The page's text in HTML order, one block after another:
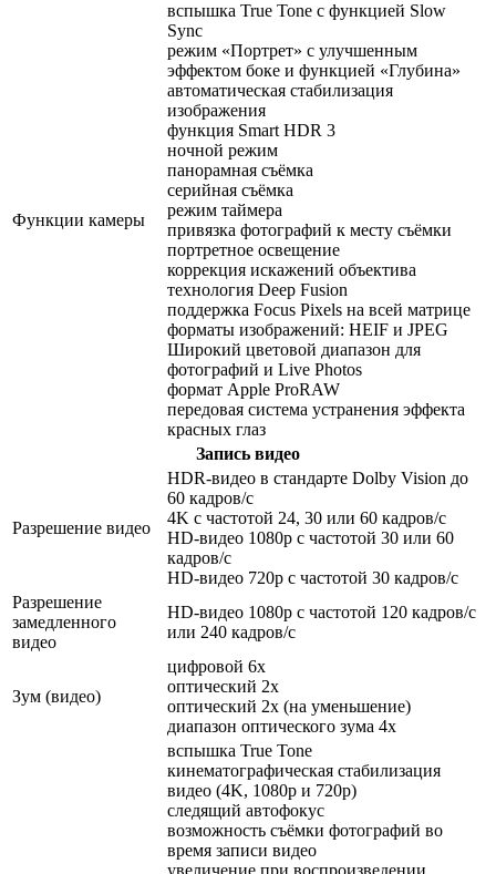
Функции камеры
вспышка True Tone с функцией Slow
Sync
режим «Портрет» с улучшенным
эффектом боке и функцией «Глубина»
автоматическая стабилизация
изображения
функция Smart HDR 3
ночной режим
панорамная съёмка
серийная съëмка
режим таймера
привязка фотографий к месту съёмки
портретное освещение
коррекция искажений объектива
технология Deep Fusion
поддержка Focus Pixels на всей матрице
форматы изображений: HEIF и JPEG
Широкий цветовой диапазон для
фотографий и Live Photos
формат Apple ProRAW
передовая система устранения эффекта
красных глаз
Запись видео
Разрешение видео
HDR‑видео в стандарте Dolby Vision до
60 кадров/ с
4K с частотой 24, 30 или 60 кадров/ с
HD-видео 1080p с частотой 30 или 60
кадров/ с
HD-видео 720p с частотой 30 кадров/ с
Разрешение
замедленного
видео
HD-видео 1080р c частотой 120 кадров/ с
или 240 кадров/ с
Зум (видео)
цифровой 6х
оптический 2x
оптический 2x (на уменьшение)
диапазон оптического зума 4x
вспышка True Tone
кинематографическая стабилизация
видео (4K, 1080p и 720p)
следящий автофокус
возможность съёмки фотографий во
время записи видео